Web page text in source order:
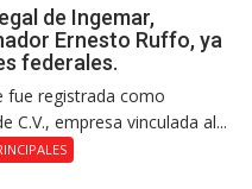
de Ingemar,
Ernesto Ruffo, ya
federales.
fue registrada como
C.V., empresa vinculada al...